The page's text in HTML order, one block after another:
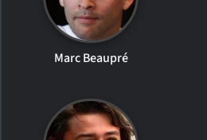
Marc Beaupré